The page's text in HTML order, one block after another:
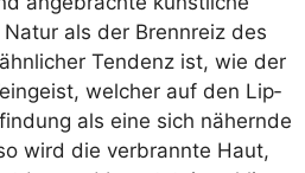
als der Brenn­reiz des
Ten­denz ist, wie der
wel­cher auf den Lip­
als eine sich nähern­de
wird die ver­brann­te Haut,